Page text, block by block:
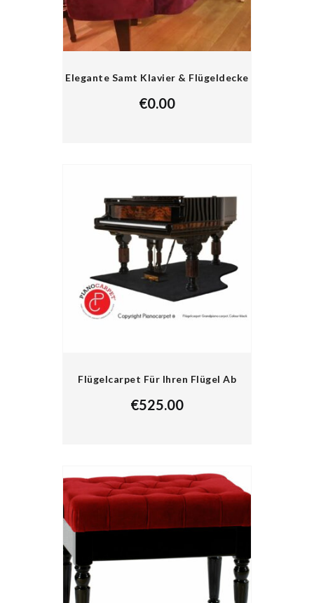
Elegante Samt Klavier & Flügeldecke
€0.00
Flügelcarpet Für Ihren Flügel Ab
€525.00